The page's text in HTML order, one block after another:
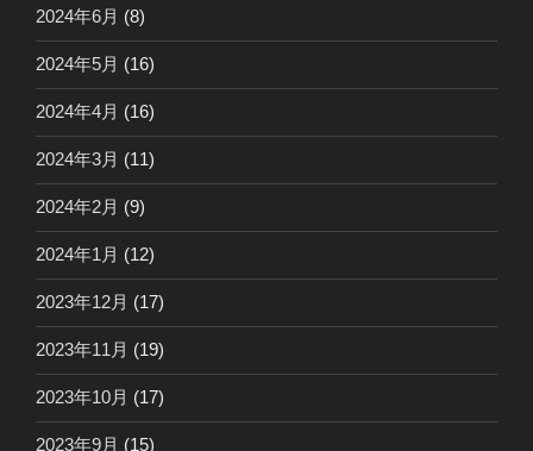
2024年6月 (8)
2024年5月 (16)
2024年4月 (16)
2024年3月 (11)
2024年2月 (9)
2024年1月 (12)
2023年12月 (17)
2023年11月 (19)
2023年10月 (17)
2023年9月 (15)